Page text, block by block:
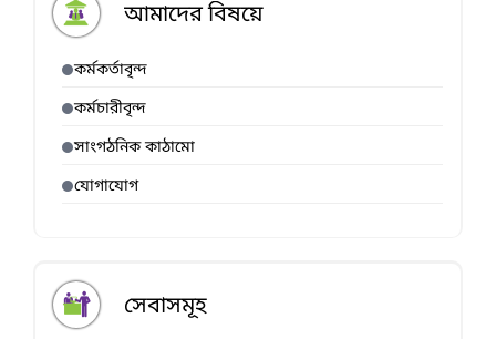
আমাদের বিষয়ে
কর্মকর্তাবৃন্দ
কর্মচারীবৃন্দ
সাংগঠনিক কাঠামো
যোগাযোগ
সেবাসমূহ